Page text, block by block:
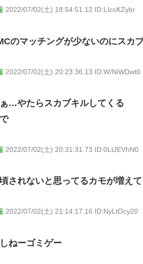
2022/07/02(土) 18:54:51.12 ID:LIccKZybr
のマッチングが少ないのにスカ
2022/07/02(土) 20:23:36.13 ID:W/NiWDwt0
…やたらスカブキルしてくる
2022/07/02(土) 20:31:31.73 ID:0LtJEVhN0
されないと思ってるカモが増え
2022/07/02(土) 21:14:17.16 ID:NyLtOcy20
ねーゴミゲー